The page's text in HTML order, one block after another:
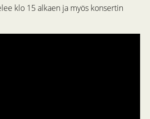
klo 15 alkaen ja myös konsertin